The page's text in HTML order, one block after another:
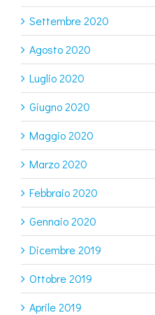
Settembre 2020
Agosto 2020
Luglio 2020
Giugno 2020
Maggio 2020
Marzo 2020
Febbraio 2020
Gennaio 2020
Dicembre 2019
Ottobre 2019
Aprile 2019